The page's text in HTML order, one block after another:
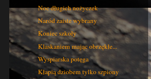
Noc długich nożyczek
Naród zaiste wybrany
Koniec szkoły
Klaskaniem mając obrzękłe...
Wyspiarska potęga
Kłapią dziobem tylko szpiony